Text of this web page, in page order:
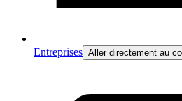
Entreprises Aller directement au